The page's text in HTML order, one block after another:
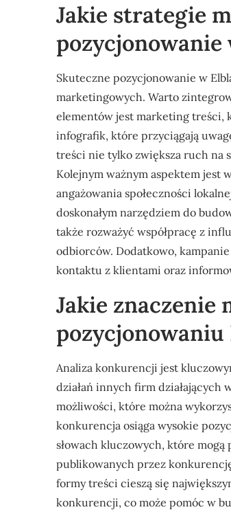
Jakie strategie
pozycjonowanie
Skuteczne pozycjonowanie w
marketingowych. Warto
elementów jest marketing treści,
infografik, które przyciągają
treści nie tylko zwiększa ruch na
Kolejnym ważnym aspektem jest
angażowania społeczności
doskonałym narzędziem do
także rozważyć współpracę z
odbiorców. Dodatkowo,
kontaktu z klientami oraz
Jakie znaczenie
pozycjonowaniu
Analiza konkurencji jest
działań innych firm działających
możliwości, które można
konkurencja osiąga wysokie
słowach kluczowych, które
publikowanych przez
formy treści cieszą się
konkurencji, co może pomóc w